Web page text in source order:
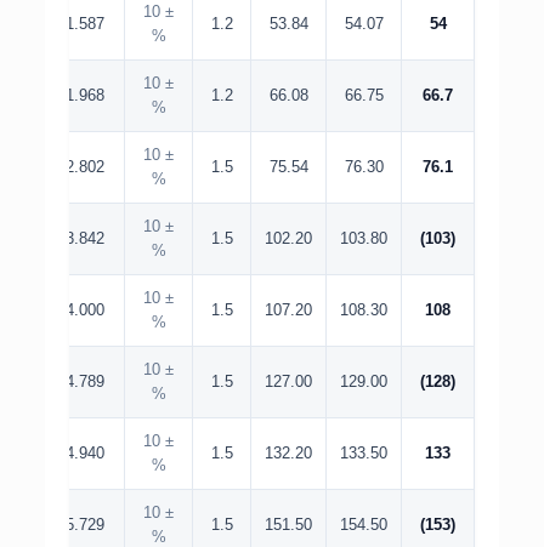
54
54.07
53.84
1.2
± 10
%
1.587
66.7
66.75
66.08
1.2
± 10
%
1.968
76.1
76.30
75.54
1.5
± 10
%
2.802
(103)
103.80
102.20
1.5
± 10
%
3.842
108
108.30
107.20
1.5
± 10
%
4.000
(128)
129.00
127.00
1.5
± 10
%
4.789
133
133.50
132.20
1.5
± 10
%
4.940
(153)
154.50
151.50
1.5
± 10
%
5.729